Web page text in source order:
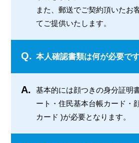
また、郵送でご契約頂いたお
てご提供いたします。
Q. 本人確認書類は何が必要で
A.
基本的には顔つきの身分証明
ート・住民基本台帳カード・
カード )が必要となります。